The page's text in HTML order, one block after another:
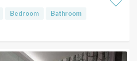
Bedroom
Bathroom